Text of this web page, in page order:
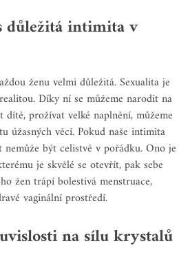
důležitá intimita v
ženu velmi důležitá. Sexualita je
Díky ní se můžeme narodit na
prožívat velké naplnění, můžeme
úžasných věcí. Pokud naše intimita
být celistvě v pořádku. Ono je
je skvělé se otevřít, pak sebe
žen trápí bolestivá menstruace,
vaginální prostředí.
na sílu krystalů